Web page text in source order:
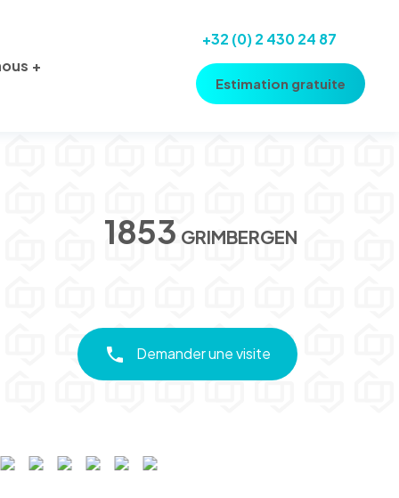
+32 (0) 2 430 24 87
Estimation gratuite
1853 GRIMBERGEN
Demander une visite